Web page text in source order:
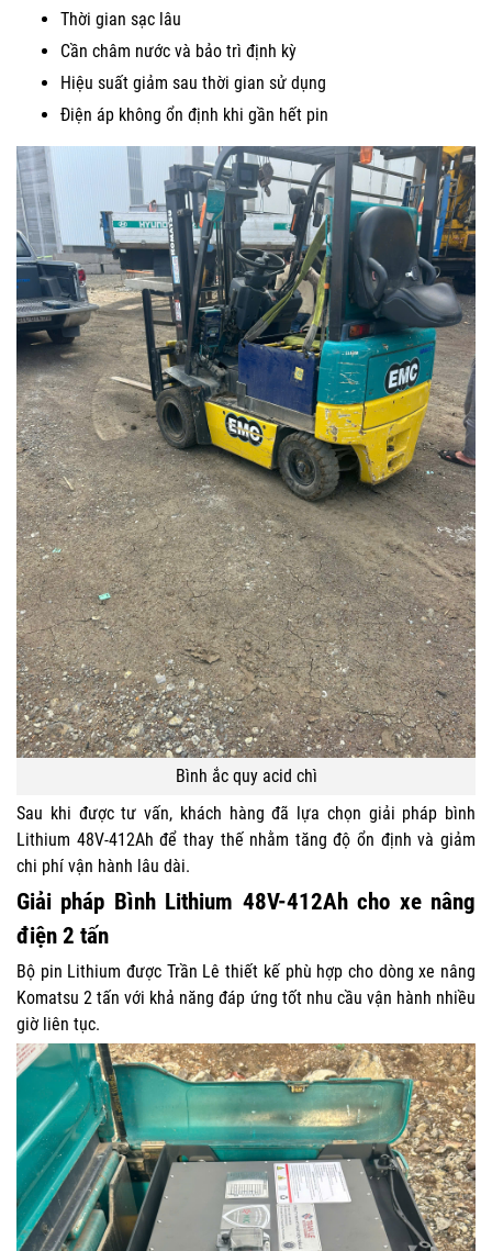
Thời gian sạc lâu
Cần châm nước và bảo trì định kỳ
Hiệu suất giảm sau thời gian sử dụng
Điện áp không ổn định khi gần hết pin
Bình ắc quy acid chì
Sau khi được tư vấn, khách hàng đã lựa chọn giải pháp bình
Lithium 48V-412Ah để thay thế nhằm tăng độ ổn định và giảm
chi phí vận hành lâu dài.
Giải pháp Bình Lithium 48V-412Ah cho xe nâng
điện 2 tấn
Bộ pin Lithium được Trần Lê thiết kế phù hợp cho dòng xe nâng
Komatsu 2 tấn với khả năng đáp ứng tốt nhu cầu vận hành nhiều
giờ liên tục.